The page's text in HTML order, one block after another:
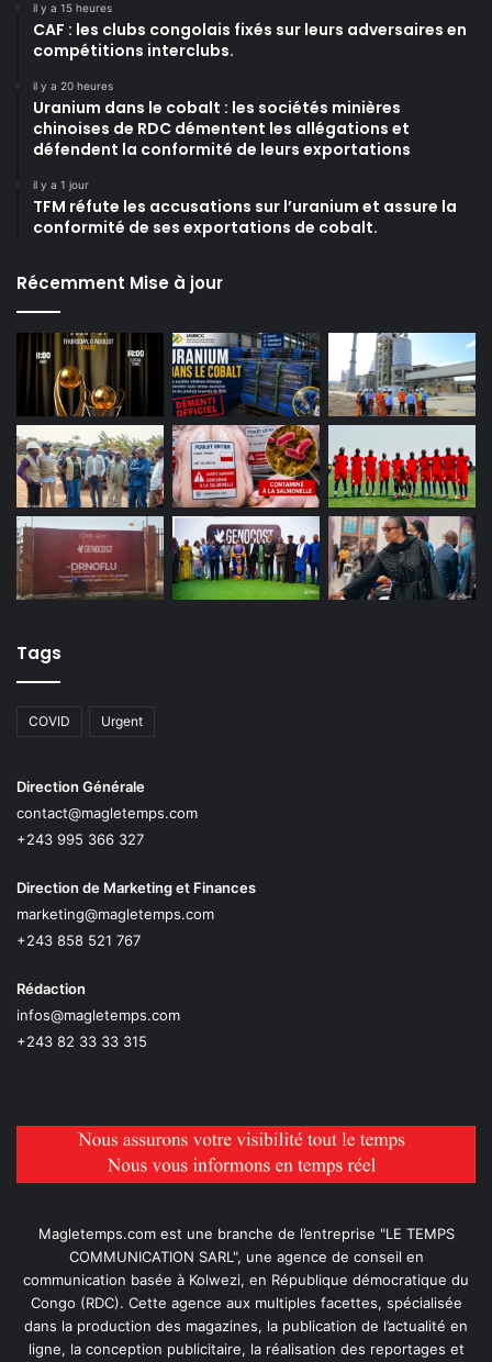
il y a 15 heures
CAF : les clubs congolais fixés sur leurs adversaires en
compétitions interclubs.
il y a 20 heures
Uranium dans le cobalt : les sociétés minières
chinoises de RDC démentent les allégations et
défendent la conformité de leurs exportations
il y a 1 jour
TFM réfute les accusations sur l’uranium et assure la
conformité de ses exportations de cobalt.
Récemment Mise à jour
Tags
COVID Urgent
Direction Générale
contact@magletemps.com
+243 995 366 327
Direction de Marketing et Finances
marketing@magletemps.com
+243 858 521 767
Rédaction
infos@magletemps.com
+243 82 33 33 315
Magletemps.com est une branche de l’entreprise "LE TEMPS
COMMUNICATION SARL", une agence de conseil en
communication basée à Kolwezi, en République démocratique du
Congo (RDC). Cette agence aux multiples facettes, spécialisée
dans la production des magazines, la publication de l’actualité en
ligne, la conception publicitaire, la réalisation des reportages et